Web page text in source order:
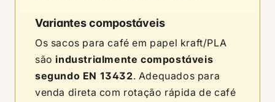
Variantes compostáveis
Os sacos para café em papel kraft/PLA
são industrialmente compostáveis
segundo EN 13432. Adequados para
venda direta com rotação rápida de café